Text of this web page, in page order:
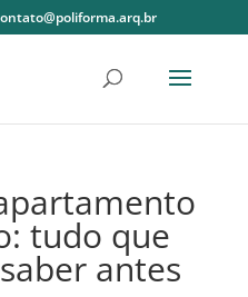
tudo que
antes